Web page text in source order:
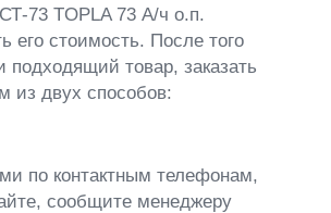
73 TOPLA 73 А/ч о.п.
его стоимость. После того
подходящий товар, заказать
из двух способов:
по контактным телефонам,
сообщите менеджеру